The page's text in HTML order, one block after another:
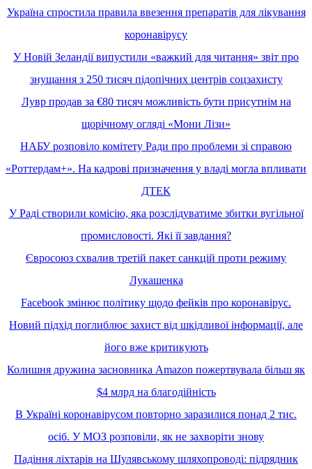
Україна спростила правила ввезення препаратів для лікування
коронавірусу
У Новій Зеландії випустили «важкий для читання» звіт про
знущання з 250 тисяч підопічних центрів соцзахисту
Лувр продав за €80 тисяч можливість бути присутнім на
щорічному огляді «Мони Лізи»
НАБУ розповіло комітету Ради про проблеми зі справою
«Роттердам+». На кадрові призначення у владі могла впливати
ДТЕК
У Раді створили комісію, яка розслідуватиме збитки вугільної
промисловості. Які її завдання?
Євросоюз схвалив третій пакет санкцій проти режиму
Лукашенка
Facebook змінює політику щодо фейків про коронавірус.
Новий підхід поглиблює захист від шкідливої інформації, але
його вже критикують
Колишня дружина засновника Amazon пожертвувала більш як
$4 млрд на благодійність
В Україні коронавірусом повторно заразилися понад 2 тис.
осіб. У МОЗ розповіли, як не захворіти знову
Падіння ліхтарів на Шулявському шляхопроводі: підрядник